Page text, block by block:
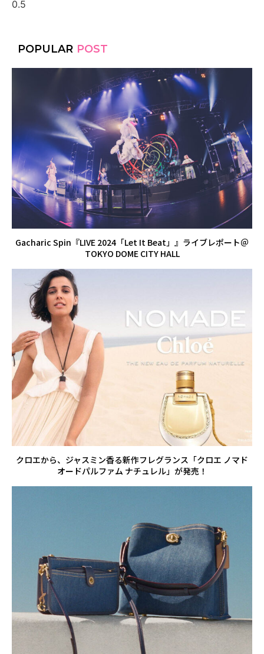
POPULAR POST
Gacharic Spin『LIVE 2024「Let It Beat」』ライブレポート＠
TOKYO DOME CITY HALL
クロエから、ジャスミン香る新作フレグランス「クロエ ノマド
オードパルファム ナチュレル」が発売！